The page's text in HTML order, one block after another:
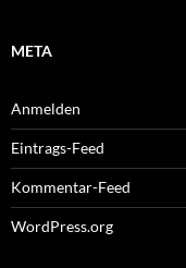
META
Anmelden
Eintrags-Feed
Kommentar-Feed
WordPress.org